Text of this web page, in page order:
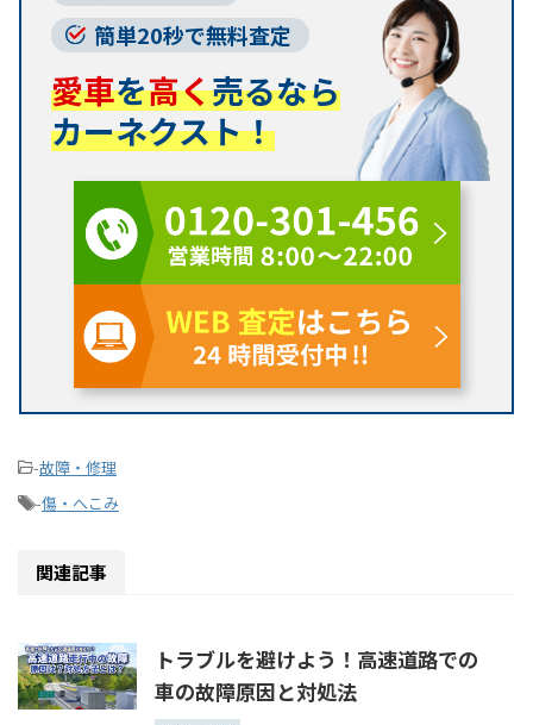
簡単20秒で無料査定
愛車を高く売るなら
カーネクスト！
-故障・修理
-傷・へこみ
関連記事
トラブルを避けよう！高速道路での
車の故障原因と対処法